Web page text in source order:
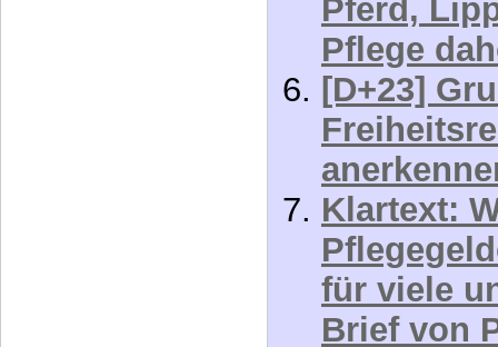
Pferd,
Pflege
[D+23]
Klartext:
für viele
Brief von